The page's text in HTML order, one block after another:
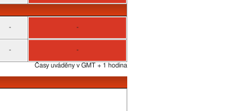
- -
- -
Časy uváděny v GMT + 1 hodina